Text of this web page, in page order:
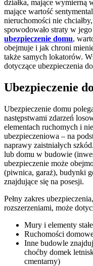
działka, mające wymierną
mające wartość
nieruchomości nie
spowodowało straty w
ubezpieczenie domu,
obejmuje i jak chroni
także samych lokatorów.
dotyczące ubezpieczenia
Ubezpieczenie
Ubezpieczenie domu
następstwami zdarzeń
elementach ruchomych i
ubezpieczeniowa – na
naprawy zaistniałych
lub domu w budowie
ubezpieczenie może
(piwnica, garaż), budynki
znajdujące się na posesji.
Pełny zakres
rozszerzeniami, może
Mury i elementy stałe
Ruchomości
Inne budowle
choćby domek
cmentarny)